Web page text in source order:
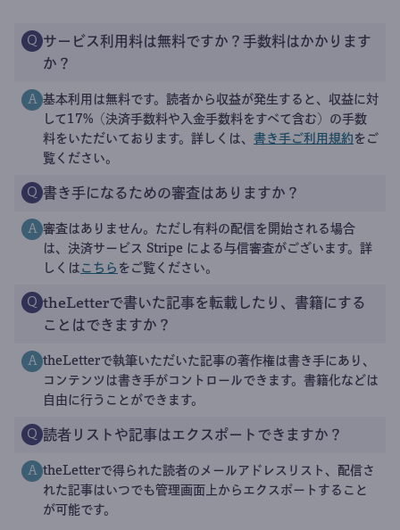
Q サービス利用料は無料ですか？手数料はかかります
か？
A 基本利用は無料です。読者から収益が発生すると、収益に対
して17%（決済手数料や入金手数料をすべて含む）の手数
料をいただいております。詳しくは、 書き手ご利用規約 をご
覧ください。
Q 書き手になるための審査はありますか？
A 審査はありません。ただし有料の配信を開始される場合
は、決済サービス Stripe による与信審査がございます。詳
しくは こちら をご覧ください。
Q theLetterで書いた記事を転載したり、書籍にする
ことはできますか？
A theLetterで執筆いただいた記事の著作権は書き手にあり、
コンテンツは書き手がコントロールできます。書籍化などは
自由に行うことができます。
Q 読者リストや記事はエクスポートできますか？
A theLetterで得られた読者のメールアドレスリスト、配信さ
れた記事はいつでも管理画面上からエクスポートすること
が可能です。